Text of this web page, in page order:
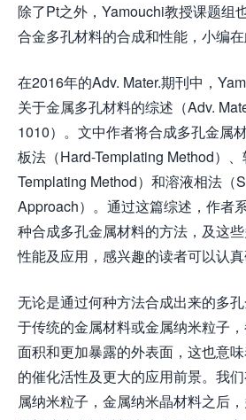
除了Pt之外，Yamouchi教授课题组
合金多孔材料的合成和性能，小编在
在2016年的Adv. Mater.期刊中，
关于金属多孔材料的综述（Adv.
1010）。文中作者将合成多孔金属
板法（Hard-Templating Method）
Templating Method）和溶液相法（
Approach）。通过这篇综述，作者
种合成多孔金属材料的方法，及这
性能及应用，感兴趣的读者可以认真
无论是通过何种方法合成出来的多
于传统的金属材料或金属纳米粒子
面积和更加暴露的外表面，这也意
的催化活性及更大的应用前景。我
属纳米粒子，金属纳米晶材料之后